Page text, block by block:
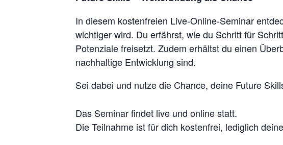
In diesem kostenfreien Live-Online-Seminar
wichtiger wird. Du erfährst, wie du Schritt für
Potenziale freisetzt. Zudem erhältst du einen
nachhaltige Entwicklung sind.
Sei dabei und nutze die Chance, deine Future
Das Seminar findet live und online statt.
Die Teilnahme ist für dich kostenfrei, lediglich